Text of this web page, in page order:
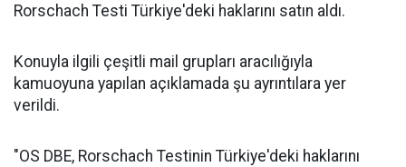
Rorschach Testi Türkiye'deki haklarını satın aldı.
Konuyla ilgili çeşitli mail grupları aracılığıyla
kamuoyuna yapılan açıklamada şu ayrıntılara yer
verildi.
"OS DBE, Rorschach Testinin Türkiye'deki haklarını